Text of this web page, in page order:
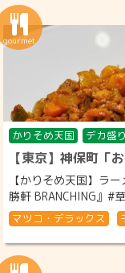
かりそめ天国 デカ盛
【東京】神保町「
【かりそめ天国】ラ
勝軒 BRANCHING』#
マツコ・デラックス